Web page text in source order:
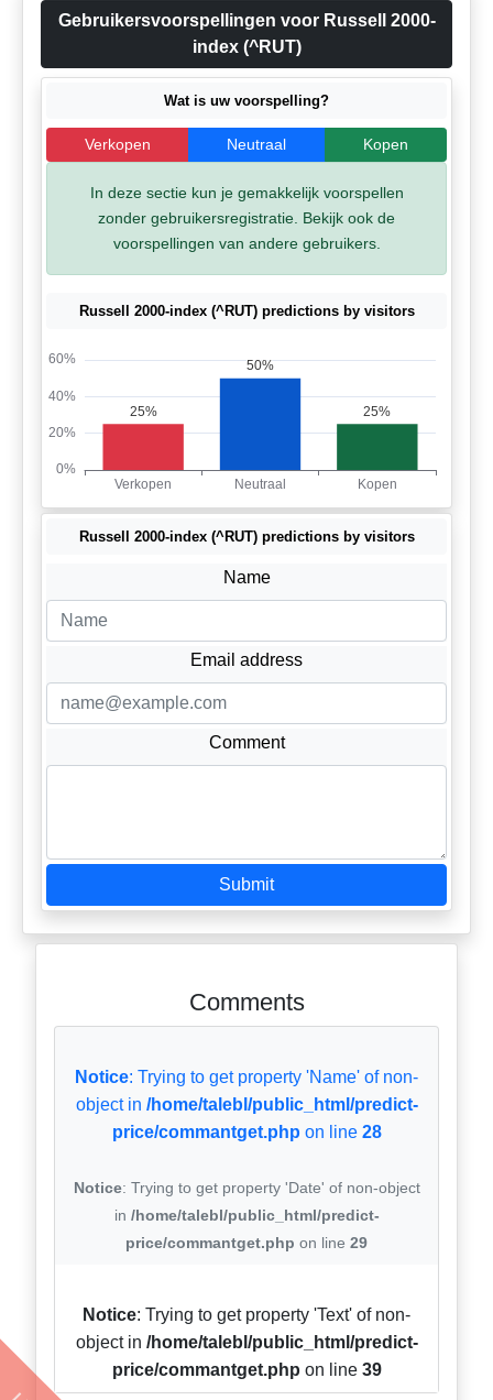
Gebruikersvoorspellingen voor Russell 2000-
index (^RUT)
Wat is uw voorspelling?
Verkopen Neutraal Kopen
In deze sectie kun je gemakkelijk voorspellen
zonder gebruikersregistratie. Bekijk ook de
voorspellingen van andere gebruikers.
Russell 2000-index (^RUT) predictions by visitors
Russell 2000-index (^RUT) predictions by visitors
Name
Email address
Comment
Submit
Comments
Notice: Trying to get property 'Name' of non-
object in /home/talebl/public_html/predict-
price/commantget.php on line 28
Notice: Trying to get property 'Date' of non-object
in /home/talebl/public_html/predict-
price/commantget.php on line 29
Notice: Trying to get property 'Text' of non-
object in /home/talebl/public_html/predict-
price/commantget.php on line 39